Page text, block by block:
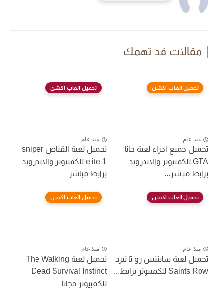
مقالات قد تهمك
تحميل العاب اكشن
منذ عام
تحميل جميع اجزاء لعبة جاتا
GTA للكمبيوتر والاندرويد
برابط مباشر...
تحميل العاب اكشن
منذ عام
تحميل لعبة القناص sniper
elite 1 للكمبيوتر والاندرويد
برابط مباشر
تحميل العاب اكشن
منذ عام
تحميل لعبة ساينتس رو ثا ثيرد
Saints Row للكمبيوتر برابط...
تحميل العاب اكشن
منذ عام
تحميل لعبة The Walking
Dead Survival Instinct
للكمبيوتر مجانا